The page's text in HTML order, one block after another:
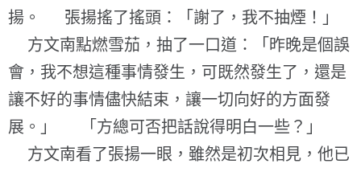
揚。 張揚搖了搖頭：「謝了，我不抽煙！」
方文南點燃雪茄，抽了一口道：「昨晚是個誤
會，我不想這種事情發生，可既然發生了，還是
讓不好的事情儘快結束，讓一切向好的方面發
展。」 「方總可否把話說得明白一些？」
方文南看了張揚一眼，雖然是初次相見，他已